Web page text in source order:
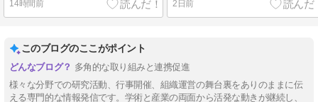
14時間前 2日前
このブログのここがポイント
多角的な取り組みと連携促進
様々な分野での研究活動、行事開催、組織運営の舞台裏をありのままに伝
える専門的な情報発信です。学術と産業の両面から活発な動きが継続し、